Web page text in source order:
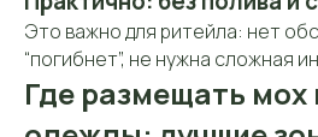
Это важно для ритейла: нет
“погибнет”, не нужна сложная
Где размещать мох